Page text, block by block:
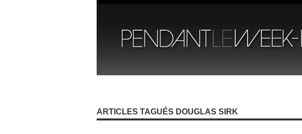
ARTICLES TAGUÉS DOUGLAS SIRK